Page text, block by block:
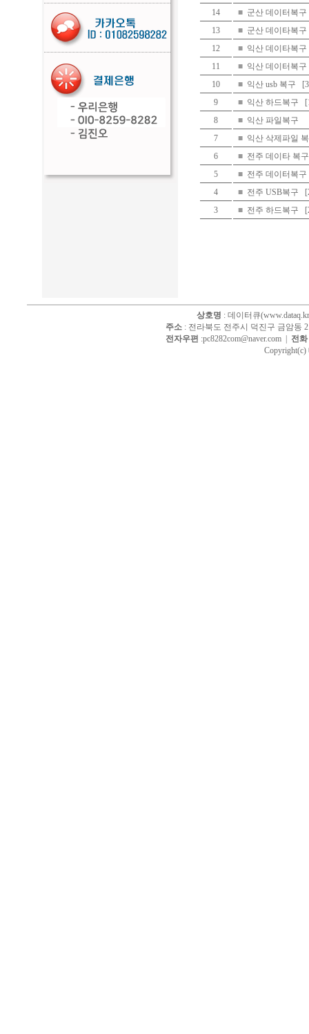
14
■ 군산 데이터복구
13
■ 군산 데이타복구
12
■ 익산 데이타복구
11
■ 익산 데이터복구
10
■ 익산 usb 복구
9
■ 익산 하드복구
8
■ 익산 파일복구
7
■ 익산 삭제파일
6
■ 전주 데이타 복
5
■ 전주 데이터복구
4
■ 전주 USB복구
3
■ 전주 하드복구
상호명 : 데이터큐
주소 : 전라북도 전주시 덕진구 금암동
전자우편 :pc8282com@naver.com | 전화
Copyright(c)